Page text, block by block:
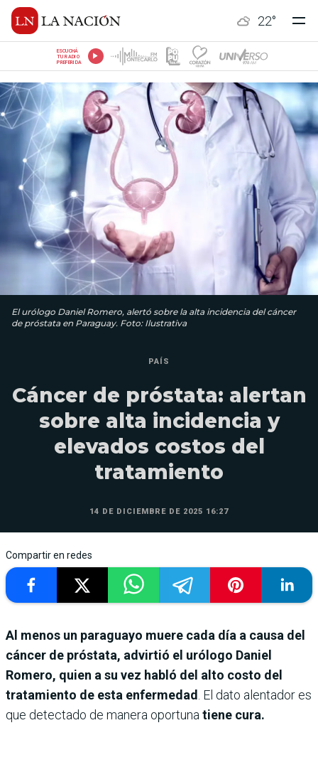
22°
ESCUCHÁ
TU RADIO
PREFERIDA
El urólogo Daniel Romero, alertó sobre la alta incidencia del cáncer
de próstata en Paraguay. Foto: Ilustrativa
PAÍS
Cáncer de próstata: alertan
sobre alta incidencia y
elevados costos del
tratamiento
14 DE DICIEMBRE DE 2025 16:27
Compartir en redes
Al menos un paraguayo muere cada día a causa del
cáncer de próstata, advirtió el urólogo Daniel
Romero, quien a su vez habló del alto costo del
tratamiento de esta enfermedad . El dato alentador es
que detectado de manera oportuna tiene cura.